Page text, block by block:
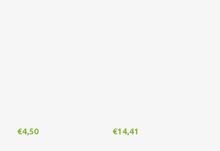
€4,50 €14,41